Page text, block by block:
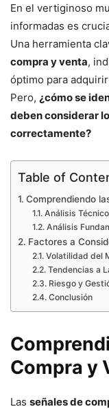
En el vertiginoso
informadas es
Una herramienta
compra y venta,
óptimo para
Pero, ¿cómo se
deben considerar
correctamente?
Table of
Comprendiendo
Análisis Técnico
Análisis
Factores a
Volatilidad del
Tendencias a
Riesgo y
Conclusión
Compra y
Las señales de